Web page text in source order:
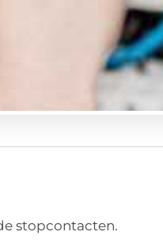
stopcontacten.